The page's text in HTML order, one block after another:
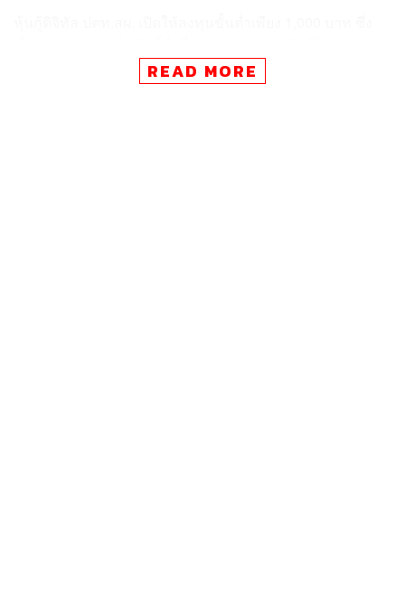
มูลค่าเสนอขายหุ้นกู้ครั้งนี้โดยคร่าวๆ อยู่ที่ มูลค่า 5,000 ล้าน
บาท และคาดว่าจะสามารถสรุปมูลค่าการเสนอขายหุ้นกู้
READ MORE